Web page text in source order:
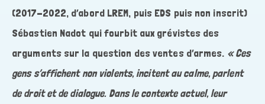
(2017-2022, d’abord LREM, puis EDS puis non inscrit)
Sébastien Nadot qui fourbit aux grévistes des
arguments sur la question des ventes d’armes. « Ces
gens s’affichent non violents, incitent au calme, parlent
de droit et de dialogue. Dans le contexte actuel, leur